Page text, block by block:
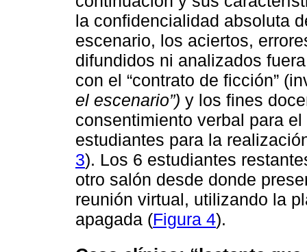
la confidencialidad absoluta
escenario, los aciertos,
difundidos ni analizados
con el “contrato de ficción”
el escenario”) y los fines
consentimiento verbal para
estudiantes para la
3). Los 6 estudiantes
otro salón desde donde
reunión virtual, utilizando la
apagada (Figura 4).